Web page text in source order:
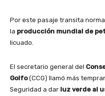
Por este pasaje transita
la producción mundial de
licuado.
El secretario general del
Golfo(CCG) llamó más
Seguridad a dar luz verde al